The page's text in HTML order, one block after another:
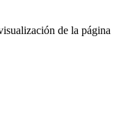
de la página